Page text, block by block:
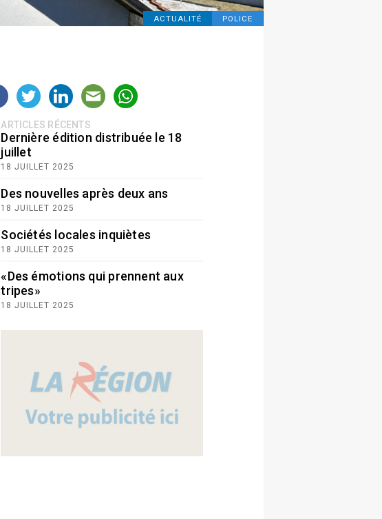
ACTUALITÉ POLICE
ARTICLES RÉCENTS
Dernière édition distribuée le 18
juillet
18 JUILLET 2025
Des nouvelles après deux ans
18 JUILLET 2025
Sociétés locales inquiètes
18 JUILLET 2025
«Des émotions qui prennent aux
tripes»
18 JUILLET 2025